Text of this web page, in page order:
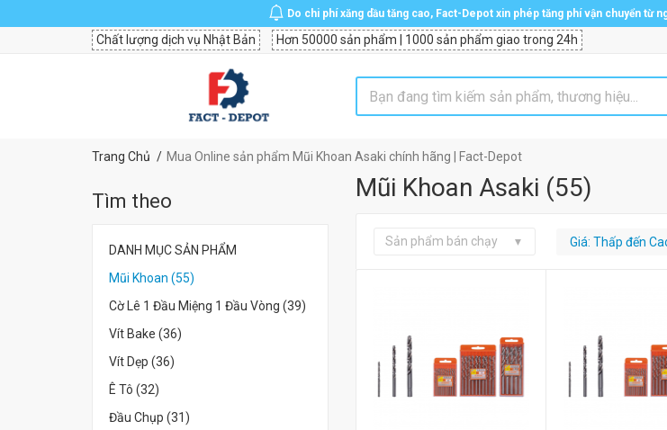
Do chi phí xăng dầu tăng cao, Fact-Depot xin phép tăng phí vận chuyển từ
Chất lượng dịch vụ Nhật Bản Hơn 50000 sản phẩm | 1000 sản phẩm giao trong 24h
Trang Chủ Mua Online sản phẩm Mũi Khoan Asaki chính hãng | Fact-Depot
Tìm theo
DANH MỤC SẢN PHẨM
Mũi Khoan (55)
Cờ Lê 1 Đầu Miệng 1 Đầu Vòng (39)
Vít Bake (36)
Vít Dẹp (36)
Ê Tô (32)
Đầu Chụp (31)
Mũi Khoan Asaki (55)
Sản phẩm bán chạy Giá: Thấp đến